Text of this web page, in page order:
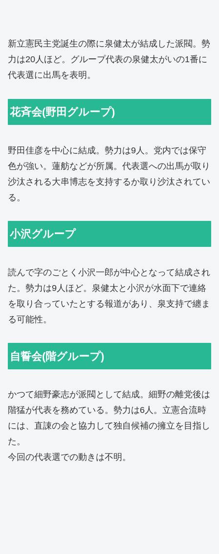
新立憲民主党誕生の際に泉健太が結成した派閥。勢
力は20人ほど。グループ代表の泉健太がいの1番に
代表選に出馬を表明。
花斉会(野田グループ)
野田佳彦を中心に結成。勢力は9人。党内では保守
色が強い。蓮舫などが所属。代表選への出馬が取り
沙汰される大串博志を支持するか取り沙汰されてい
る。
小沢グループ
読んで字のごとく小沢一郎が中心となって結成され
た。勢力は9人ほど。泉健太と小沢が水面下で連絡
を取り合っていたとする報道があり、泉支持で纏ま
る可能性。
自誓会(階グループ)
かつて細野豪志が派閥として結成。細野の離党後は
階猛が代表を務めている。勢力は6人。立憲合流時
には、直諌の会と協力して独自候補の擁立を目指し
た。
今回の代表選での動きは不明。